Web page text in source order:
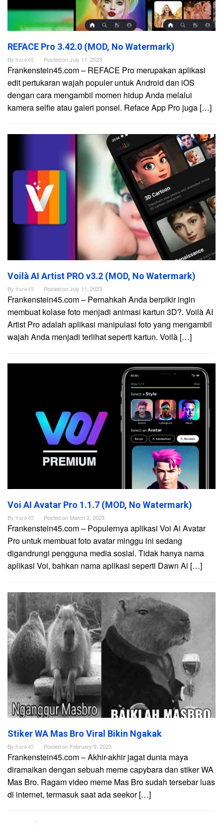
REFACE Pro 3.42.0 (MOD, No Watermark)
By frank45 Posted onJuly 11, 2023
Frankenstein45.com – REFACE Pro merupakan aplikasi
edit pertukaran wajah populer untuk Android dan iOS
dengan cara mengambil momen hidup Anda melalui
kamera selfie atau galeri ponsel. Reface App Pro juga […]
Voilà AI Artist PRO v3.2 (MOD, No Watermark)
By frank45 Posted onJuly 11, 2023
Frankenstein45.com – Pernahkah Anda berpikir ingin
membuat kolase foto menjadi animasi kartun 3D?. Voilà AI
Artist Pro adalah aplikasi manipulasi foto yang mengambil
wajah Anda menjadi terlihat seperti kartun. Voilà […]
Voi AI Avatar Pro 1.1.7 (MOD, No Watermark)
By frank45 Posted on March 2, 2023
Frankenstein45.com – Populernya aplikasi Voi Ai Avatar
Pro untuk membuat foto avatar minggu ini sedang
digandrungi pengguna media sosial. Tidak hanya nama
aplikasi Voi, bahkan nama aplikasi seperti Dawn Ai […]
Stiker WA Mas Bro Viral Bikin Ngakak
By frank45 Posted on February 9, 2023
Frankenstein45.com – Akhir-akhir jagat dunia maya
diramaikan dengan sebuah meme capybara dan stiker WA
Mas Bro. Ragam video meme Mas Bro sudah tersebar luas
di internet, termasuk saat ada seekor […]